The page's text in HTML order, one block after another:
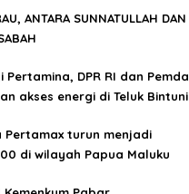
ANTARA SUNNATULLAH DAN
Pertamina, DPR RI dan Pemda
akses energi di Teluk Bintuni
Pertamax turun menjadi
di wilayah Papua Maluku